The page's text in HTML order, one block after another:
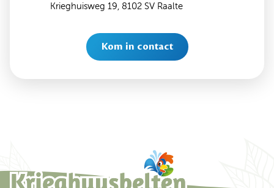
Krieghuisweg 19, 8102 SV Raalte
Kom in contact